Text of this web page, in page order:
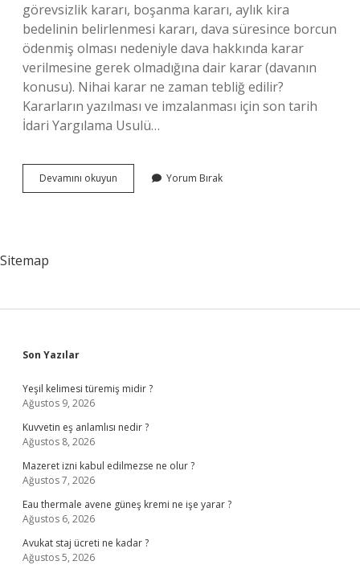
görevsizlik kararı, boşanma kararı, aylık kira
bedelinin belirlenmesi kararı, dava süresince borcun
ödenmiş olması nedeniyle dava hakkında karar
verilmesine gerek olmadığına dair karar (davanın
konusu). Nihai karar ne zaman tebliğ edilir?
Kararların yazılması ve imzalanması için son tarih
İdari Yargılama Usulü…
Devamını okuyun
Karar
Yorum Bırak
Sitemap
Sidebar
Son Yazılar
Yeşil kelimesi türemiş midir ?
Ağustos 9, 2026
Kuvvetin eş anlamlısı nedir ?
Ağustos 8, 2026
Mazeret izni kabul edilmezse ne olur ?
Ağustos 7, 2026
Eau thermale avene güneş kremi ne işe yarar ?
Ağustos 6, 2026
Avukat staj ücreti ne kadar ?
Ağustos 5, 2026